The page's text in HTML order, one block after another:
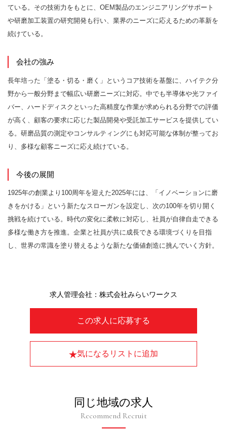
ている。その技術力をもとに、OEM製品のエンジニアリングサポート
や研磨加工装置の研究開発も行い、業界のニーズに応えるための革新を
続けている。
会社の強み
長年培った「塗る・切る・磨く」というコア技術を基盤に、ハイテク分
野から一般分野まで幅広い研磨ニーズに対応。中でも半導体や光ファイ
バー、ハードディスクといった高精度な作業が求められる分野での評価
が高く、顧客の要求に応じた製品開発や受託加工サービスを提供してい
る。研磨品質の測定やコンサルティングにも対応可能な体制が整ってお
り、多様な顧客ニーズに応え続けている。
今後の展開
1925年の創業より100周年を迎えた2025年には、「イノベーションに磨
きをかける」という新たなスローガンを設定し、次の100年を切り開く
挑戦を続けている。時代の変化に柔軟に対応し、社員が自律自走できる
多様な働き方を推進。企業と社員が共に成長できる環境づくりを目指
し、世界の常識を塗り替えるような新たな価値創造に挑んでいく方針。
この求人に応募する
気になるリストに追加
求人管理会社：株式会社みらいワークス
同じ地域の求人
Recommend Recruit